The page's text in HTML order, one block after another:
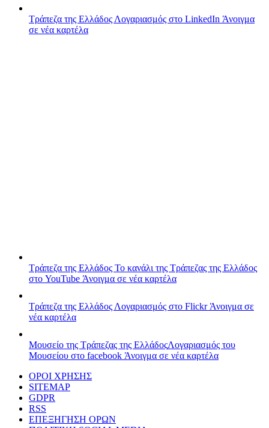
Τράπεζα της Ελλάδος Λογαριασμός στο LinkedIn Άνοιγμα
σε νέα καρτέλα
Τράπεζα της Ελλάδος Το κανάλι της Τράπεζας της Ελλάδος
στο YouTube Άνοιγμα σε νέα καρτέλα
Τράπεζα της Ελλάδος Λογαριασμός στο FlickrΆνοιγμα σε
νέα καρτέλα
Μουσείο της Τράπεζας της ΕλλάδοςΛογαριασμός του
Μουσείου στο facebook Άνοιγμα σε νέα καρτέλα
ΟΡΟΙ ΧΡΗΣΗΣ
SITEMAP
GDPR
RSS
ΕΠΕΞΗΓΗΣΗ ΟΡΩΝ